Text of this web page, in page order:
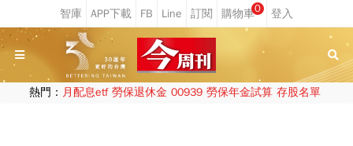
0
熱門： 月配息etf 勞保退休金 00939 勞保年金試算 存股名單